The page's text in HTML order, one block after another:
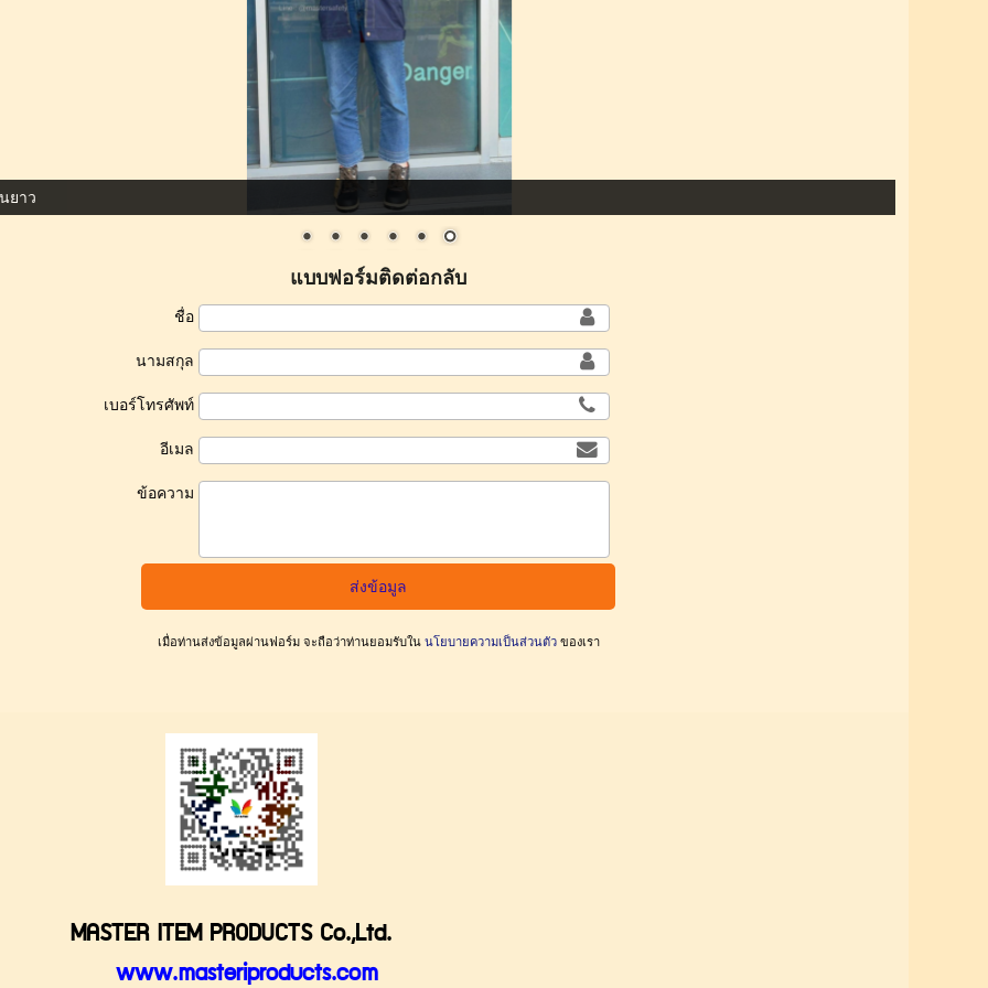
ยาว
แบบฟอร์มติดต่อกลับ
ชื่อ
นามสกุล
เบอร์โทรศัพท์
อีเมล
ข้อความ
เมื่อท่านส่งข้อมูลผ่านฟอร์ม จะถือว่าท่านยอมรับในนโยบายความเป็นส่วนตัว ของเรา
MASTER ITEM PRODUCTS Co.,Ltd.
www.masteriproducts.com